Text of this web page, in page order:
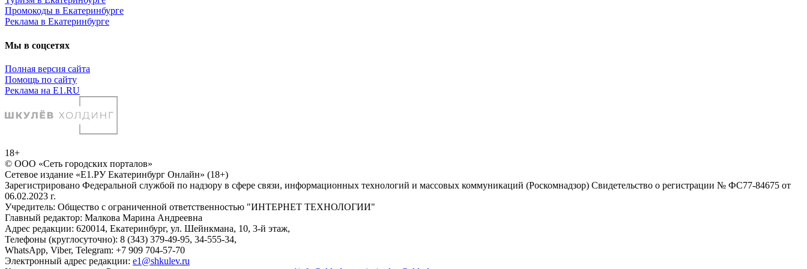
Промокоды в Екатеринбурге
Реклама в Екатеринбурге
Мы в соцсетях
Полная версия сайта
Помощь по сайту
Реклама на E1.RU
18+
© ООО «Сеть городских порталов»
Сетевое издание «Е1.РУ Екатеринбург Онлайн» (18+)
Зарегистрировано Федеральной службой по надзору в сфере связи, информационных технологий и массовых коммуникаций (Роскомнадзор) Свидетельство о регистрации № ФС77-84675 от
06.02.2023 г.
Учредитель: Общество с ограниченной ответственностью "ИНТЕРНЕТ ТЕХНОЛОГИИ"
Главный редактор: Малкова Марина Андреевна
Адрес редакции: 620014, Екатеринбург, ул. Шейнкмана, 10, 3-й этаж,
Телефоны (круглосуточно): 8 (343) 379-49-95, 34-555-34,
WhatsApp, Viber, Telegram: +7 909 704-57-70
Электронный адрес редакции: e1@shkulev.ru